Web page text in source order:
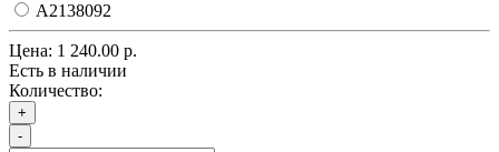
A2138092
Цена: 1 240.00 р.
Есть в наличии
Количество:
+
-